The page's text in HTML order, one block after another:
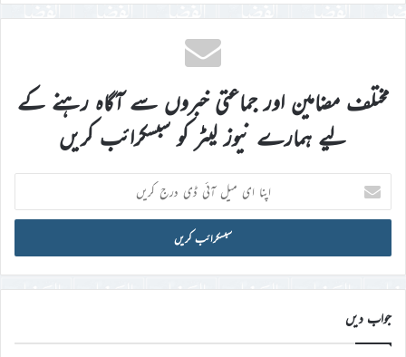
مختلف مضامین اور جماعتی خبروں سے آگاہ رہنے کے
لیے ہمارے نیوز لیٹر کو سبسکرائب کریں
اپنا
ای
میل
ڈی
درج
کریں
جواب دیں